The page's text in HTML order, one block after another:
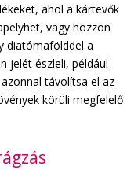
ahol a kártevők
vagy hozzon
diatómafölddel a
jelét észleli, például
távolítsa el az
körüli megfelelő